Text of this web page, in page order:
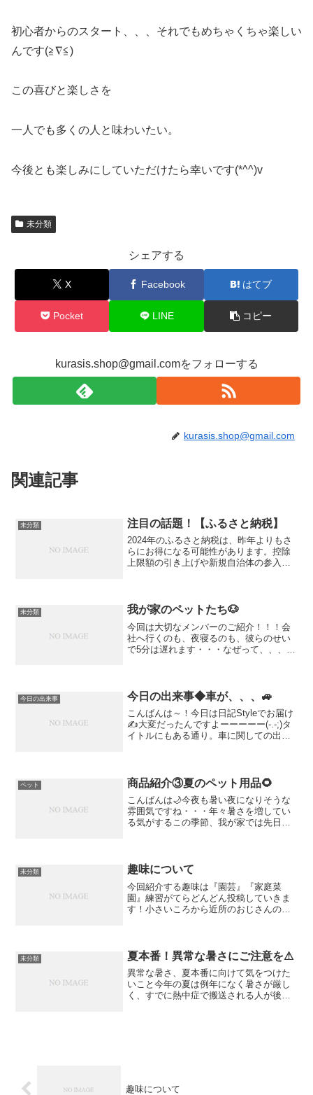
初心者からのスタート、、、それでもめちゃくちゃ楽しい
んです(≧∇≦)
この喜びと楽しさを
一人でも多くの人と味わいたい。
今後とも楽しみにしていただけたら幸いです(*^^)v
未分類
シェアする
X Facebook はてブ
Pocket LINE コピー
kurasis.shop@gmail.comをフォローする
kurasis.shop@gmail.com
関連記事
未分類 注目の話題！【ふるさと納税】
2024年のふるさと納税は、昨年よりもさ
らにお得になる可能性があります。控除
上限額の引き上げや新規自治体の参入な
ト1.1 ...
未分類 我が家のペットたち🐶
今回は大切なメンバーのご紹介！！！会
社へ行くのも、夜寝るのも、彼らのせい
で5分は遅れます・・・なぜって、、、可
り者。今で...
今日の出来事 今日の出来事◆車が、、、🚙
こんばんは～！今日は日記Styleでお届け
✍大変だったんですよーーーーー(-.-;)タ
イトルにもある通り。車に関しての出来
だか...
ペット 商品紹介③夏のペット用品🌻
こんばんは🌙今夜も暑い夜になりそうな
雰囲気ですね・・・年々暑さを増してい
る気がするこの季節、我が家では先日あ
ω･ﾉ)ﾉ...
未分類 趣味について
今回紹介する趣味は『園芸』『家庭菜
園』練習がてらどんどん投稿していきま
す！小さいころから近所のおじさんの畑
うです！しかしながら実家を...
未分類 夏本番！異常な暑さにご注意を⚠
異常な暑さ、夏本番に向けて気をつけた
いこと今年の夏は例年になく暑さが厳し
く、すでに熱中症で搬送される人が後を
趣味について